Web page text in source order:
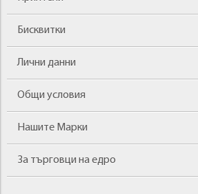
Бисквитки
Лични данни
Общи условия
Нашите Марки
За търговци на едро